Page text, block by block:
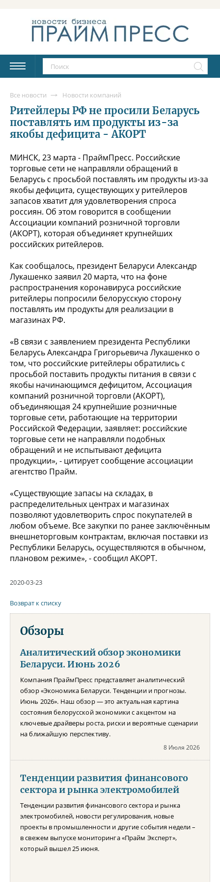
Все новости Новости компаний
Ритейлеры РФ не просили Беларусь
поставлять им продукты из-за
якобы дефицита - АКОРТ
МИНСК, 23 марта - ПраймПресс. Российские
торговые сети не направляли обращений в
Беларусь с просьбой поставлять им продукты из-за
якобы дефицита, существующих у ритейлеров
запасов хватит для удовлетворения спроса
россиян. Об этом говорится в сообщении
Ассоциации компаний розничной торговли
(АКОРТ), которая объединяет крупнейших
российских ритейлеров.
Как сообщалось, президент Беларуси Александр
Лукашенко заявил 20 марта, что на фоне
распространения коронавируса российские
ритейлеры попросили белорусскую сторону
поставлять им продукты для реализации в
магазинах РФ.
«В связи с заявлением президента Республики
Беларусь Александра Григорьевича Лукашенко о
том, что российские ритейлеры обратились с
просьбой поставить продукты питания в связи с
якобы начинающимся дефицитом, Ассоциация
компаний розничной торговли (АКОРТ),
объединяющая 24 крупнейшие розничные
торговые сети, работающие на территории
Российской Федерации, заявляет: российские
торговые сети не направляли подобных
обращений и не испытывают дефицита
продукции», - цитирует сообщение ассоциации
агентство Прайм.
«Существующие запасы на складах, в
распределительных центрах и магазинах
позволяют удовлетворить спрос покупателей в
любом объеме. Все закупки по ранее заключённым
внешнеторговым контрактам, включая поставки из
Республики Беларусь, осуществляются в обычном,
плановом режиме», - сообщил АКОРТ.
2020-03-23
Возврат к списку
Обзоры
Аналитический обзор экономики
Беларуси. Июнь 2026
Компания ПраймПресс представляет аналитический
обзор «Экономика Беларуси. Тенденции и прогнозы.
Июнь 2026». Наш обзор — это актуальная картина
состояния белорусской экономики с акцентом на
ключевые драйверы роста, риски и вероятные сценарии
на ближайшую перспективу.
8 Июля 2026
Тенденции развития финансового
сектора и рынка электромобилей
Тенденции развития финансового сектора и рынка
электромобилей, новости регулирования, новые
проекты в промышленности и другие события недели –
в свежем выпуске мониторинга «Прайм Эксперт»,
который вышел 25 июня.